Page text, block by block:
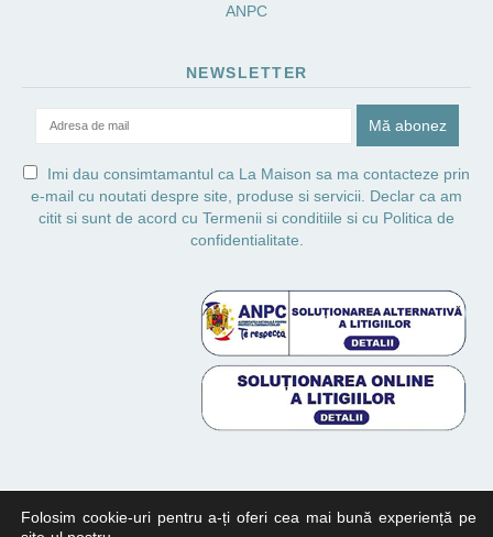
ANPC
NEWSLETTER
Imi dau consimtamantul ca La Maison sa ma contacteze prin
e-mail cu noutati despre site, produse si servicii. Declar ca am
citit si sunt de acord cu Termenii si conditiile si cu Politica de
confidentialitate.
Folosim cookie-uri pentru a-ți oferi cea mai bună experiență pe